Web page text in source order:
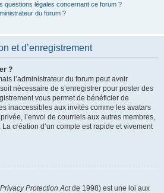
questions légales concernant ce forum ?
du forum ?
et d’enregistrement
?
l’administrateur du forum peut avoir
nécessaire de s’enregistrer pour poster des
vous permet de bénéficier de
inaccessibles aux invités comme les avatars
l’envoi de courriels aux autres membres,
La création d’un compte est rapide et vivement
Protection Actde 1998) est une loi aux